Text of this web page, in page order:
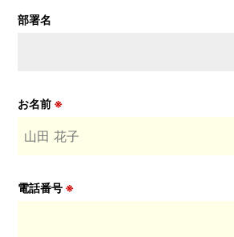
部署名
お名前 ※
電話番号 ※